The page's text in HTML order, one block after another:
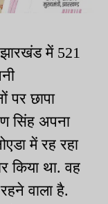
झारखंड में 521
पर छापा
सिंह अपना
में रह रहा
किया था. वह
वाला है.